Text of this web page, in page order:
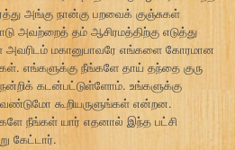
அங்கு நான்கு பறவைக் குஞ்சுகள்
அவற்றைத் தம் ஆசிரமத்திற்கு எடுத்து
அவரிடம் மகானுபாவரே எங்களை கோரமான
எங்களுக்கு நீங்களே தாய் தந்தை குரு
கடன்பட்டுள்ளோம். உங்களுக்கு
கூறியருளுங்கள் என்றன.
நீங்கள் யார் எதனால் இந்த பட்சி
கேட்டார்.